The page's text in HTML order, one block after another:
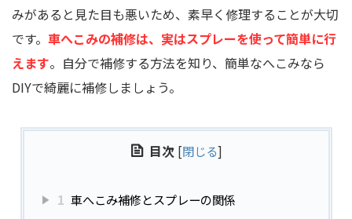
みがあると見た目も悪いため、素早く修理することが大切
です。 車へこみの補修は、実はスプレーを使って簡単に行
えます。自分で補修する方法を知り、簡単なへこみなら
DIYで綺麗に補修しましょう。
目次 [閉じる]
1 車へこみ補修とスプレーの関係